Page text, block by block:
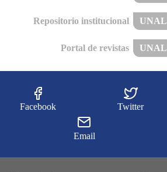
Repositorio institucional UNAL
Portal de revistas UNAL
Facebook Twitter
Email